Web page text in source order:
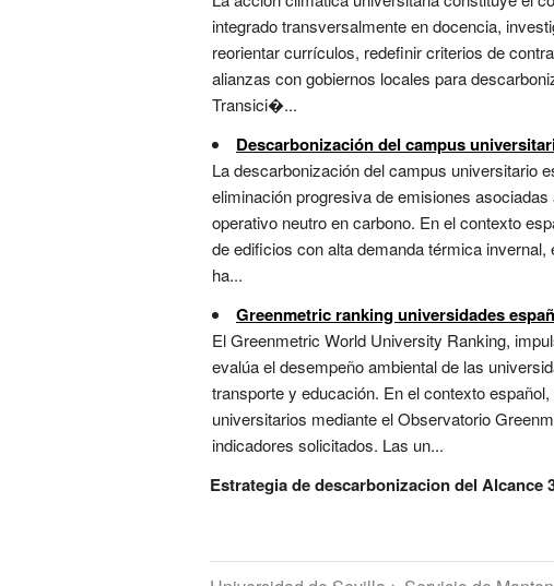
integrado transversalmente en docencia,
reorientar currículos, redefinir criterios de
alianzas con gobiernos locales para
Transici�...
Descarbonización del campus
La descarbonización del campus universitario
eliminación progresiva de emisiones
operativo neutro en carbono. En el contexto
de edificios con alta demanda térmica
ha...
Greenmetric ranking universidades
El Greenmetric World University Ranking,
evalúa el desempeño ambiental de las
transporte y educación. En el contexto
universitarios mediante el Observatorio
indicadores solicitados. Las un...
Estrategia de descarbonizacion del Alcance